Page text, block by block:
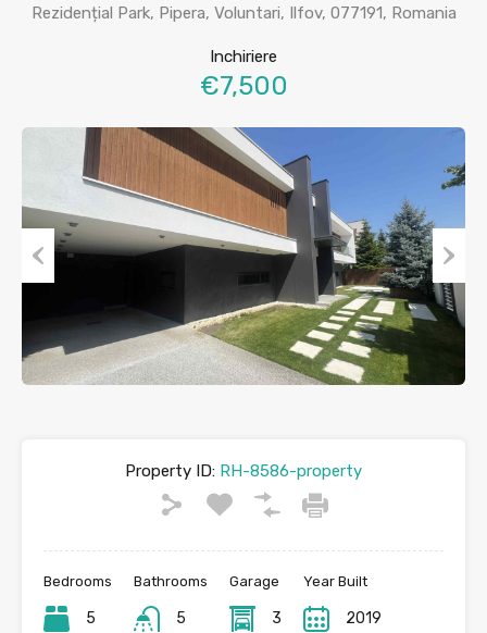
Rezidențial Park, Pipera, Voluntari, Ilfov, 077191, Romania
Inchiriere
€7,500
Next
Property ID: RH-8586-property
Bedrooms
5
Bathrooms
5
Garage
3
Year Built
2019